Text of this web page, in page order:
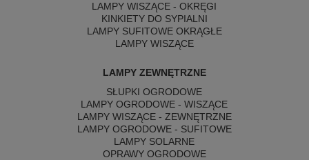
LAMPY WISZĄCE - OKRĘGI
KINKIETY DO SYPIALNI
LAMPY SUFITOWE OKRĄGŁE
LAMPY WISZĄCE
LAMPY ZEWNĘTRZNE
SŁUPKI OGRODOWE
LAMPY OGRODOWE - WISZĄCE
LAMPY WISZĄCE - ZEWNĘTRZNE
LAMPY OGRODOWE - SUFITOWE
LAMPY SOLARNE
OPRAWY OGRODOWE